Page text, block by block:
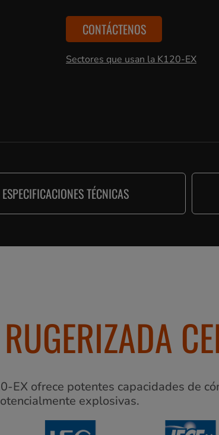
CONTÁCTENOS
Sectores que usan la K120-EX
ESPECIFICACIONES TÉCNICAS
EX ofrece potentes capacidades de
explosivas.